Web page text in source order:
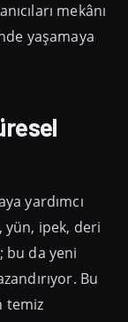
mekânı
yaşamaya
yardımcı
yün, ipek, deri
bu da yeni
Bu
temiz